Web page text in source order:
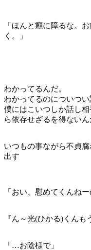
「ほんと癪に障るな。
く。」
わかってるんだ。
わかってるのについつい
僕にはこいつしか話し
ら依存せざるを得ないん
いつもの事ながら不貞
出す
「おい、慰めてくんねー
『ん～光(ひかる)くんも
「…お陰様で」